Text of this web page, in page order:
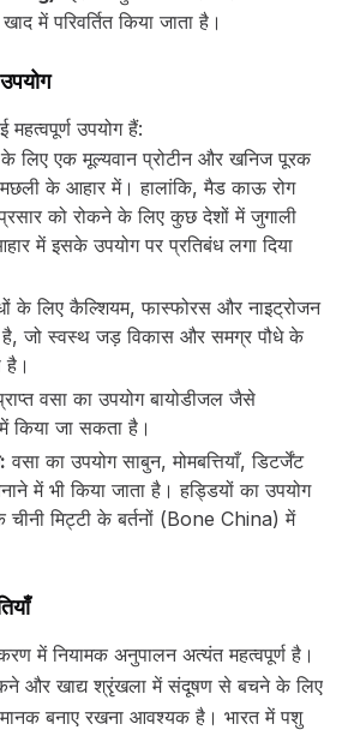
में परिवर्तित किया जाता है।
उपयोग हैं:
लिए एक मूल्यवान प्रोटीन और खनिज पूरक
के आहार में। हालांकि, मैड काऊ रोग
को रोकने के लिए कुछ देशों में जुगाली
में इसके उपयोग पर प्रतिबंध लगा दिया
के लिए कैल्शियम, फास्फोरस और नाइट्रोजन
है, जो स्वस्थ जड़ विकास और समग्र पौधे के
है।
वसा का उपयोग बायोडीजल जैसे
किया जा सकता है।
वसा का उपयोग साबुन, मोमबत्तियाँ, डिटर्जेंट
में भी किया जाता है। हड्डियों का उपयोग
मिट्टी के बर्तनों (Bone China) में
में नियामक अनुपालन अत्यंत महत्वपूर्ण है।
और खाद्य श्रृंखला में संदूषण से बचने के लिए
बनाए रखना आवश्यक है। भारत में पशु